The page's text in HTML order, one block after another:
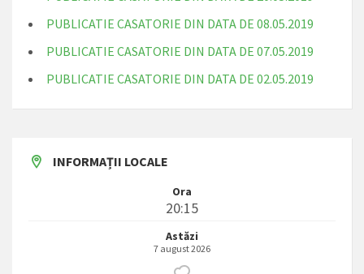
PUBLICATIE CASATORIE DIN DATA DE 08.05.2019
PUBLICATIE CASATORIE DIN DATA DE 07.05.2019
PUBLICATIE CASATORIE DIN DATA DE 02.05.2019
INFORMAȚII LOCALE
Ora
20:15
Astăzi
7 august 2026